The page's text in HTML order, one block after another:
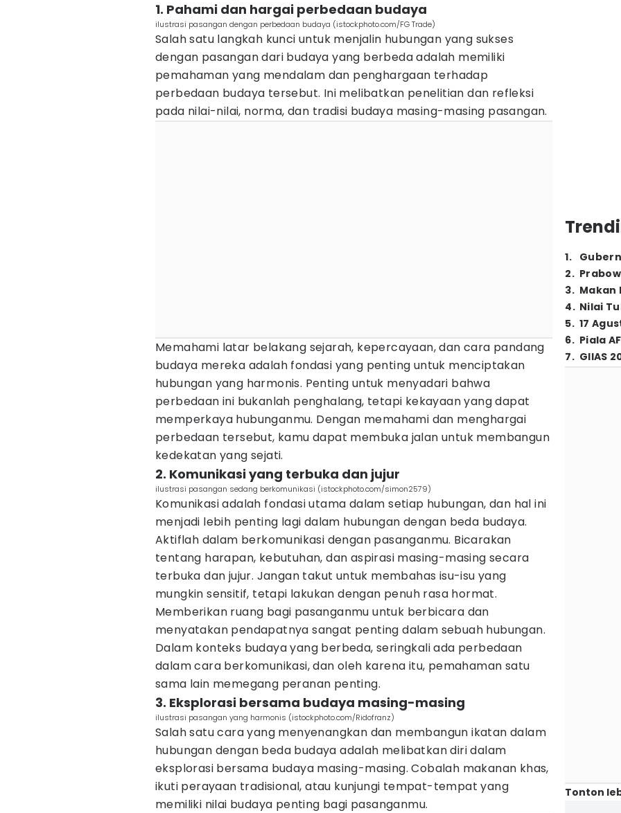
1. Pahami dan hargai perbedaan budaya
ilustrasi pasangan dengan perbedaan budaya (istockphoto.com/FG Trade)
Salah satu langkah kunci untuk menjalin hubungan yang sukses
dengan pasangan dari budaya yang berbeda adalah memiliki
pemahaman yang mendalam dan penghargaan terhadap
perbedaan budaya tersebut. Ini melibatkan penelitian dan refleksi
pada nilai-nilai, norma, dan tradisi budaya masing-masing pasangan.
Memahami latar belakang sejarah, kepercayaan, dan cara pandang
budaya mereka adalah fondasi yang penting untuk menciptakan
hubungan yang harmonis. Penting untuk menyadari bahwa
perbedaan ini bukanlah penghalang, tetapi kekayaan yang dapat
memperkaya hubunganmu. Dengan memahami dan menghargai
perbedaan tersebut, kamu dapat membuka jalan untuk membangun
kedekatan yang sejati.
2. Komunikasi yang terbuka dan jujur
ilustrasi pasangan sedang berkomunikasi (istockphoto.com/simon2579)
Komunikasi adalah fondasi utama dalam setiap hubungan, dan hal ini
menjadi lebih penting lagi dalam hubungan dengan beda budaya.
Aktiflah dalam berkomunikasi dengan pasanganmu. Bicarakan
tentang harapan, kebutuhan, dan aspirasi masing-masing secara
terbuka dan jujur. Jangan takut untuk membahas isu-isu yang
mungkin sensitif, tetapi lakukan dengan penuh rasa hormat.
Memberikan ruang bagi pasanganmu untuk berbicara dan
menyatakan pendapatnya sangat penting dalam sebuah hubungan.
Dalam konteks budaya yang berbeda, seringkali ada perbedaan
dalam cara berkomunikasi, dan oleh karena itu, pemahaman satu
sama lain memegang peranan penting.
3. Eksplorasi bersama budaya masing-masing
ilustrasi pasangan yang harmonis (istockphoto.com/Ridofranz)
Salah satu cara yang menyenangkan dan membangun ikatan dalam
hubungan dengan beda budaya adalah melibatkan diri dalam
eksplorasi bersama budaya masing-masing. Cobalah makanan khas,
ikuti perayaan tradisional, atau kunjungi tempat-tempat yang
memiliki nilai budaya penting bagi pasanganmu.
1.
2.
3. Makan
4. Nilai
5. 17
6. Piala
7. GIIAS
Tonton